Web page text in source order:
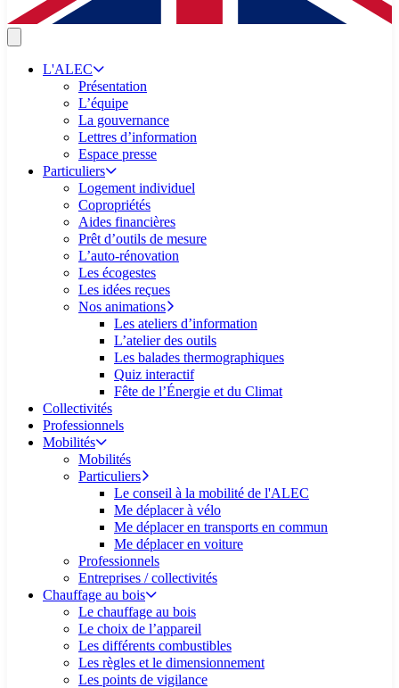
L'ALEC
Présentation
L’équipe
La gouvernance
Lettres d’information
Espace presse
Particuliers
Logement individuel
Copropriétés
Aides financières
Prêt d’outils de mesure
L’auto-rénovation
Les écogestes
Les idées reçues
Nos animations
Les ateliers d’information
L’atelier des outils
Les balades thermographiques
Quiz interactif
Fête de l’Énergie et du Climat
Collectivités
Professionnels
Mobilités
Mobilités
Particuliers
Le conseil à la mobilité de l'ALEC
Me déplacer à vélo
Me déplacer en transports en commun
Me déplacer en voiture
Professionnels
Entreprises / collectivités
Chauffage au bois
Le chauffage au bois
Le choix de l’appareil
Les différents combustibles
Les règles et le dimensionnement
Les points de vigilance